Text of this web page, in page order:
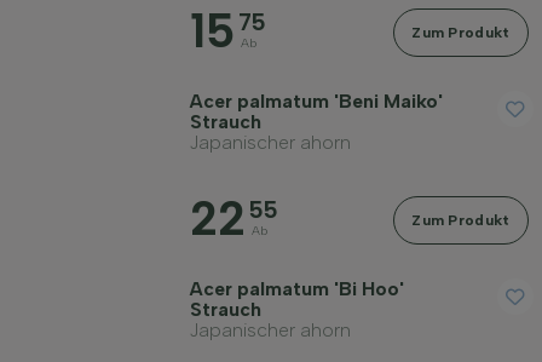
15 75
Ab
Zum Produkt
Acer palmatum 'Beni Maiko'
Strauch
Japanischer ahorn
22 55
Ab
Zum Produkt
Acer palmatum 'Bi Hoo'
Strauch
Japanischer ahorn